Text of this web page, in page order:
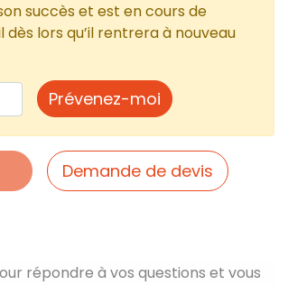
succès et est en cours de
lors qu’il rentrera à nouveau
Prévenez-moi
Demande de devis
répondre à vos questions et vous